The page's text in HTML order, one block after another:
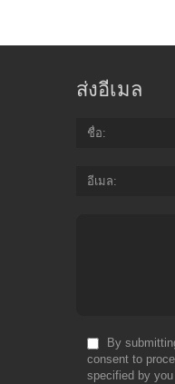
ส่งอีเมล
ชื่อ
อีเมล
By
consent to
specified by